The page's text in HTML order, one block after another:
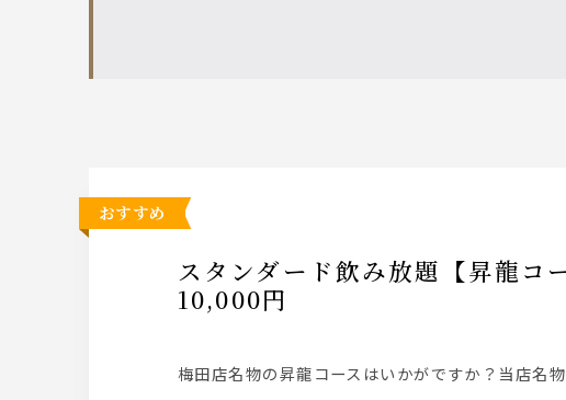
おすすめ
スタンダード飲み放題【昇龍コース】梅田店名物！太刀魚しゃぶしゃぶをご堪能 全8品
10,000円
梅田店名物の昇龍コースはいかがですか？当店